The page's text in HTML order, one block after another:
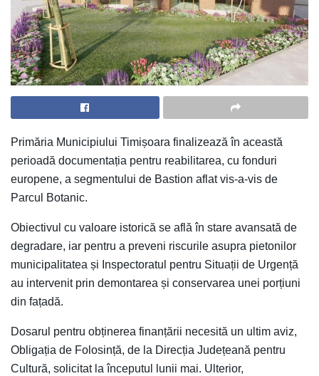
Primăria Municipiului Timișoara finalizează în această
perioadă documentația pentru reabilitarea, cu fonduri
europene, a segmentului de Bastion aflat vis-a-vis de
Parcul Botanic.
Obiectivul cu valoare istorică se află în stare avansată de
degradare, iar pentru a preveni riscurile asupra pietonilor
municipalitatea și Inspectoratul pentru Situații de Urgență
au intervenit prin demontarea și conservarea unei porțiuni
din fațadă.
Dosarul pentru obținerea finanțării necesită un ultim aviz,
Obligația de Folosință, de la Direcția Județeană pentru
Cultură, solicitat la începutul lunii mai. Ulterior,